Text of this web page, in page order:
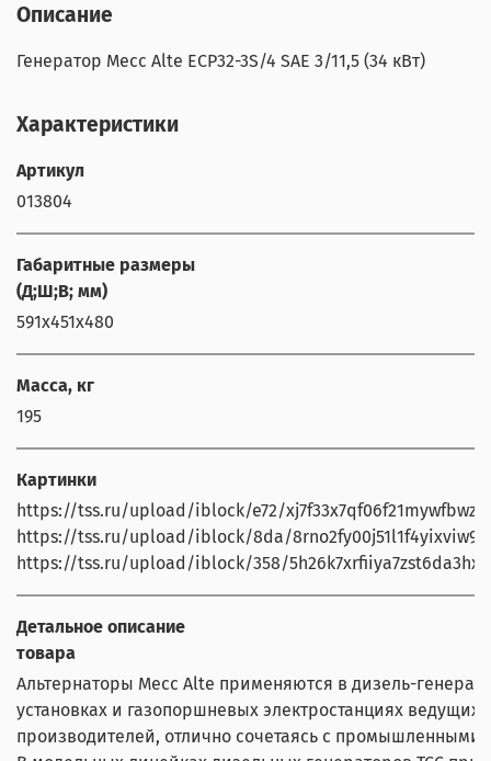
Описание
Генератор Mecc Alte ECP32-3S/4 SAE 3/11,5 (34 кВт)
Характеристики
Артикул
013804
Габаритные размеры
(Д;Ш;В; мм)
591х451х480
Масса, кг
195
Картинки
https://tss.ru/upload/iblock/e72/
https://tss.ru/upload/iblock/8da/
https://tss.ru/upload/iblock/358/
Детальное описание
товара
Альтернаторы Mecc Alte применяются в дизель-
установках и газопоршневых электростанциях
производителей, отлично сочетаясь с промышленными